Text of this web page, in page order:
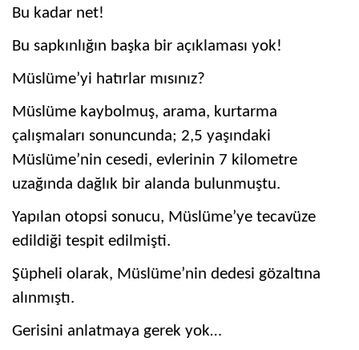
Bu kadar net!
Bu sapkınlığın başka bir açıklaması yok!
Müslüme’yi hatırlar mısınız?
Müslüme kaybolmuş, arama, kurtarma
çalışmaları sonuncunda; 2,5 yaşındaki
Müslüme’nin cesedi, evlerinin 7 kilometre
uzağında dağlık bir alanda bulunmuştu.
Yapılan otopsi sonucu, Müslüme’ye tecavüze
edildiği tespit edilmişti.
Şüpheli olarak, Müslüme’nin dedesi gözaltına
alınmıştı.
Gerisini anlatmaya gerek yok…